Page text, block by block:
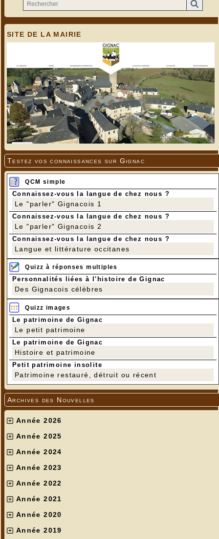
SITE DE LA MAIRIE
Testez vos connaissances sur Gignac
QCM simple
Connaissez-vous la langue de chez nous ?
Le "parler" Gignacois 1
Connaissez-vous la langue de chez nous ?
Le "parler" Gignacois 2
Connaissez-vous la langue de chez nous ?
Langue et littérature occitanes
Quizz à réponses multiples
Personnalités liées à l'histoire de Gignac
Des Gignacois célèbres
Quizz images
Le patrimoine de Gignac
Le petit patrimoine
Le patrimoine de Gignac
Histoire et patrimoine
Petit patrimoine insolite
Patrimoine restauré, détruit ou récent
Archives des Nouvelles
Année 2026
Année 2025
Année 2024
Année 2023
Année 2022
Année 2021
Année 2020
Année 2019